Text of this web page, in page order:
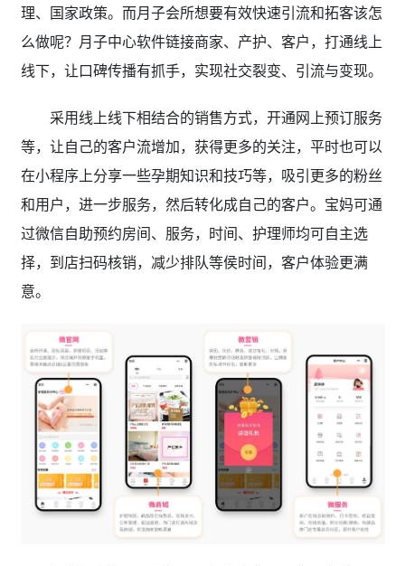
理、国家政策。而月子会所想要有效快速引流和拓客该怎
么做呢？月子中心软件链接商家、产护、客户，打通线上
线下，让口碑传播有抓手，实现社交裂变、引流与变现。
采用线上线下相结合的销售方式，开通网上预订服务
等，让自己的客户流增加，获得更多的关注，平时也可以
在小程序上分享一些孕期知识和技巧等，吸引更多的粉丝
和用户，进一步服务，然后转化成自己的客户。宝妈可通
过微信自助预约房间、服务，时间、护理师均可自主选
择，到店扫码核销，减少排队等侯时间，客户体验更满
意。